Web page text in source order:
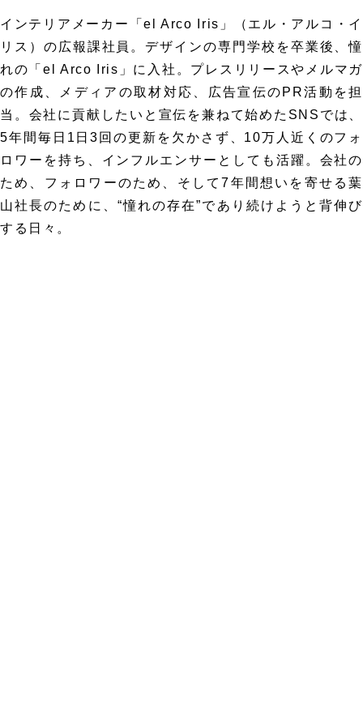
インテリアメーカー「el Arco Iris」（エル・アルコ・イ
リス）の広報課社員。デザインの専門学校を卒業後、憧
れの「el Arco Iris」に入社。プレスリリースやメルマガ
の作成、メディアの取材対応、広告宣伝のPR活動を担
当。会社に貢献したいと宣伝を兼ねて始めたSNSでは、
5年間毎日1日3回の更新を欠かさず、10万人近くのフォ
ロワーを持ち、インフルエンサーとしても活躍。会社の
ため、フォロワーのため、そして7年間想いを寄せる葉
山社長のために、“憧れの存在”であり続けようと背伸び
する日々。